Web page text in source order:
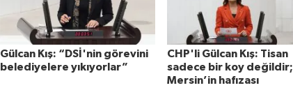
Gülcan Kış: “DSİ'nin görevini
belediyelere yıkıyorlar”
CHP'li Gülcan Kış: Tisan
sadece bir koy değildir;
Mersin’in hafızası